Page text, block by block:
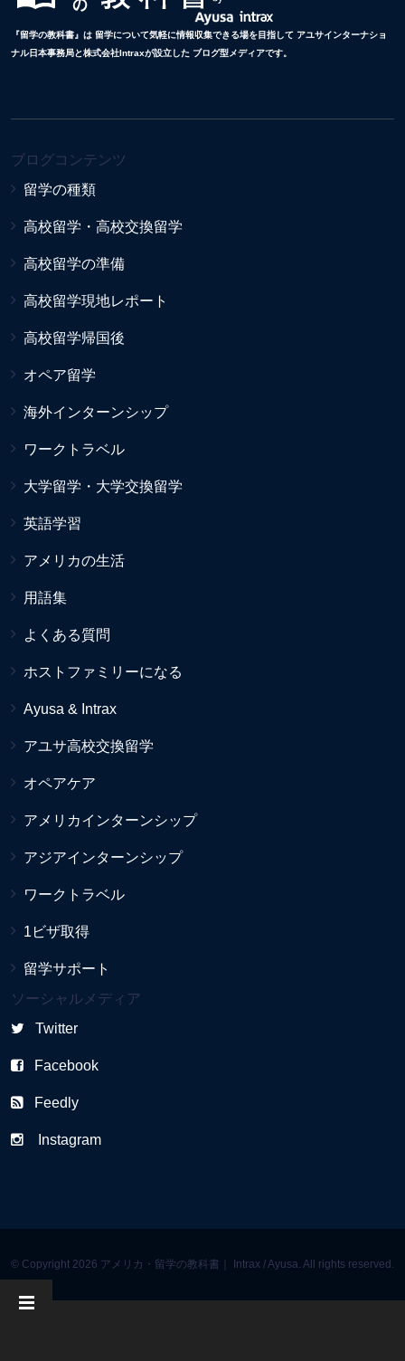
『留学の教科書』は 留学について気軽に情報収集できる場を目指して アユサインターナショ
ナル日本事務局と株式会社Intraxが設立した ブログ型メディアです。
ブログコンテンツ
留学の種類
高校留学・高校交換留学
高校留学の準備
高校留学現地レポート
高校留学帰国後
オペア留学
海外インターンシップ
ワークトラベル
大学留学・大学交換留学
英語学習
アメリカの生活
用語集
よくある質問
ホストファミリーになる
Ayusa & Intrax
アユサ高校交換留学
オペアケア
アメリカインターンシップ
アジアインターンシップ
ワークトラベル
1ビザ取得
留学サポート
ソーシャルメディア
Twitter
Facebook
Feedly
Instagram
© Copyright 2026 アメリカ・留学の教科書｜ Intrax / Ayusa. All rights reserved.